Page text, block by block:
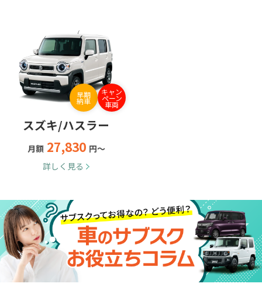
早期
納車
キャン
ペーン
車両
スズキ/ハスラー
月額 27,830 円～
詳しく見る